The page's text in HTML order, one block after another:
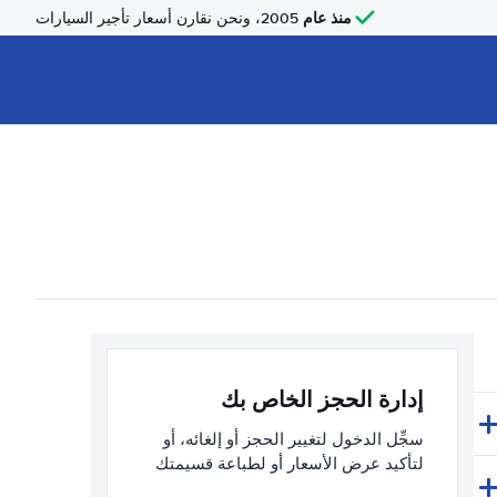
منذ عام
إدارة الحجز الخاص بك
سجِّل الدخول لتغيير الحجز أو إلغائه، أو
لتأكيد عرض الأسعار أو لطباعة قسيمتك